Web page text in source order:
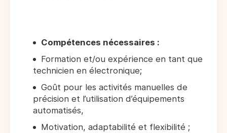
Compétences nécessaires :
Formation et/ou expérience en tant que
technicien en électronique;
Goût pour les activités manuelles de
précision et l’utilisation d’équipements
automatisés,
Motivation, adaptabilité et flexibilité ;